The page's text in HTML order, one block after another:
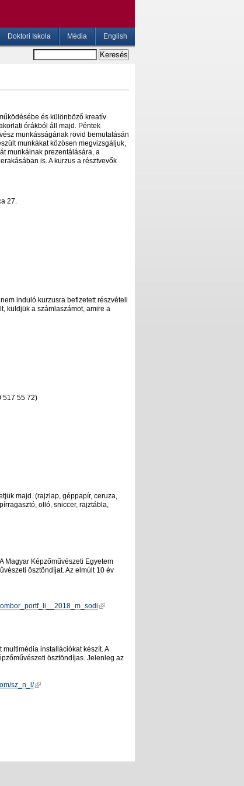
Doktori Iskola Média English
és különböző kreatív
órákból áll majd. Péntek
munkásságának rövid bemutatásán
munkákat közösen megvizsgáljuk,
munkáinak prezentálására, a
is. A kurzus a résztvevők
27.
induló kurzusra befizetett részvételi
küldjük a számlaszámot, amire a
517 55 72)
majd. (rajzlap, géppapír, ceruza,
olló, sniccer, rajztábla,
Magyar Képzőművészeti Egyetem
ösztöndíjat. Az elmúlt 10 év
installációkat készít. A
ösztöndíjas. Jelenleg az
sz_n_l/